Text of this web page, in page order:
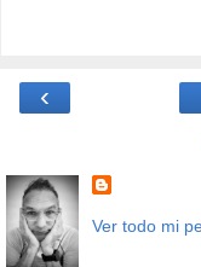
‹
Ver todo mi